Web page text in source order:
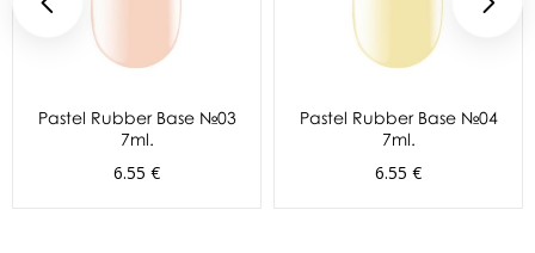
Pastel Rubber Base №03
7ml.
6.55 €
Pastel Rubber Base №04
7ml.
6.55 €